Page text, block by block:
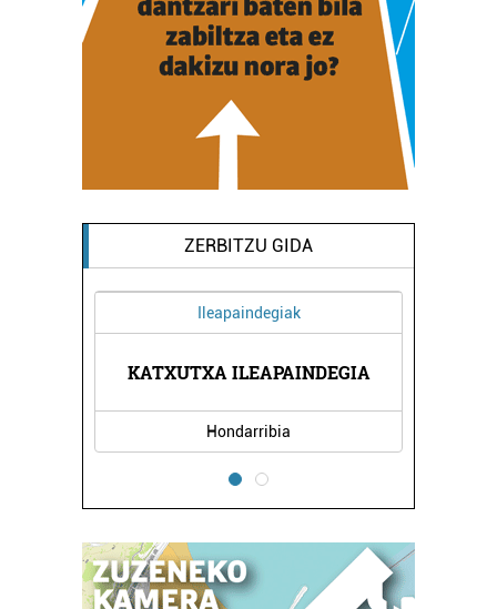
ZERBITZU GIDA
Ileapaindegiak
KATXUTXA ILEAPAINDEGIA
Hondarribia